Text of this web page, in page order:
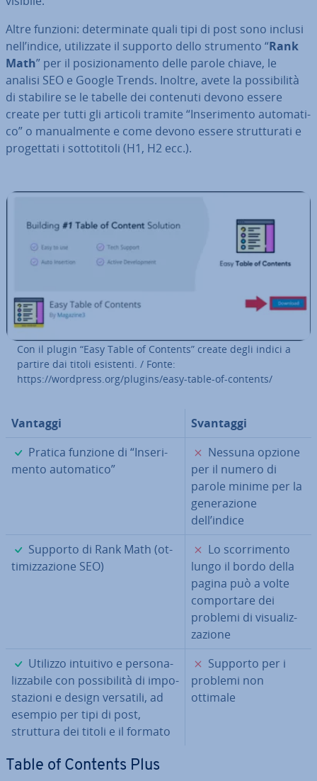
Altre funzioni: de­ter­mi­na­te quali tipi di post sono inclusi
nell’indice, uti­liz­za­te il supporto dello strumento “Rank
Math” per il po­si­zio­na­men­to delle parole chiave, le
analisi SEO e Google Trends. Inoltre, avete la pos­si­bi­li­tà
di stabilire se le tabelle dei contenuti devono essere
create per tutti gli articoli tramite “In­se­ri­men­to au­to­ma­ti­
co” o ma­nual­men­te e come devono essere strut­tu­ra­ti e
pro­get­ta­ti i sot­to­ti­to­li (H1, H2 ecc.).
Con il plugin “Easy Table of Contents” create degli indici a
partire dai titoli esistenti. / Fonte:
https://wordpress.org/plugins/easy-table-of-contents/
Vantaggi
Svantaggi
✓
Pratica funzione di “In­se­ri­
men­to au­to­ma­ti­co”
✗
Nessuna opzione
per il numero di
parole minime per la
ge­ne­ra­zio­ne
dell’indice
✓
Supporto di Rank Math (ot­
ti­miz­za­zio­ne SEO)
✗
Lo scor­ri­men­to
lungo il bordo della
pagina può a volte
com­por­ta­re dei
problemi di vi­sua­liz­
za­zio­ne
✓
Utilizzo intuitivo e per­so­na­
liz­za­bi­le con pos­si­bi­li­tà di im­po­
sta­zio­ni e design versatili, ad
esempio per tipi di post,
struttura dei titoli e il formato
✗
Supporto per i
problemi non
ottimale
Table of Contents Plus